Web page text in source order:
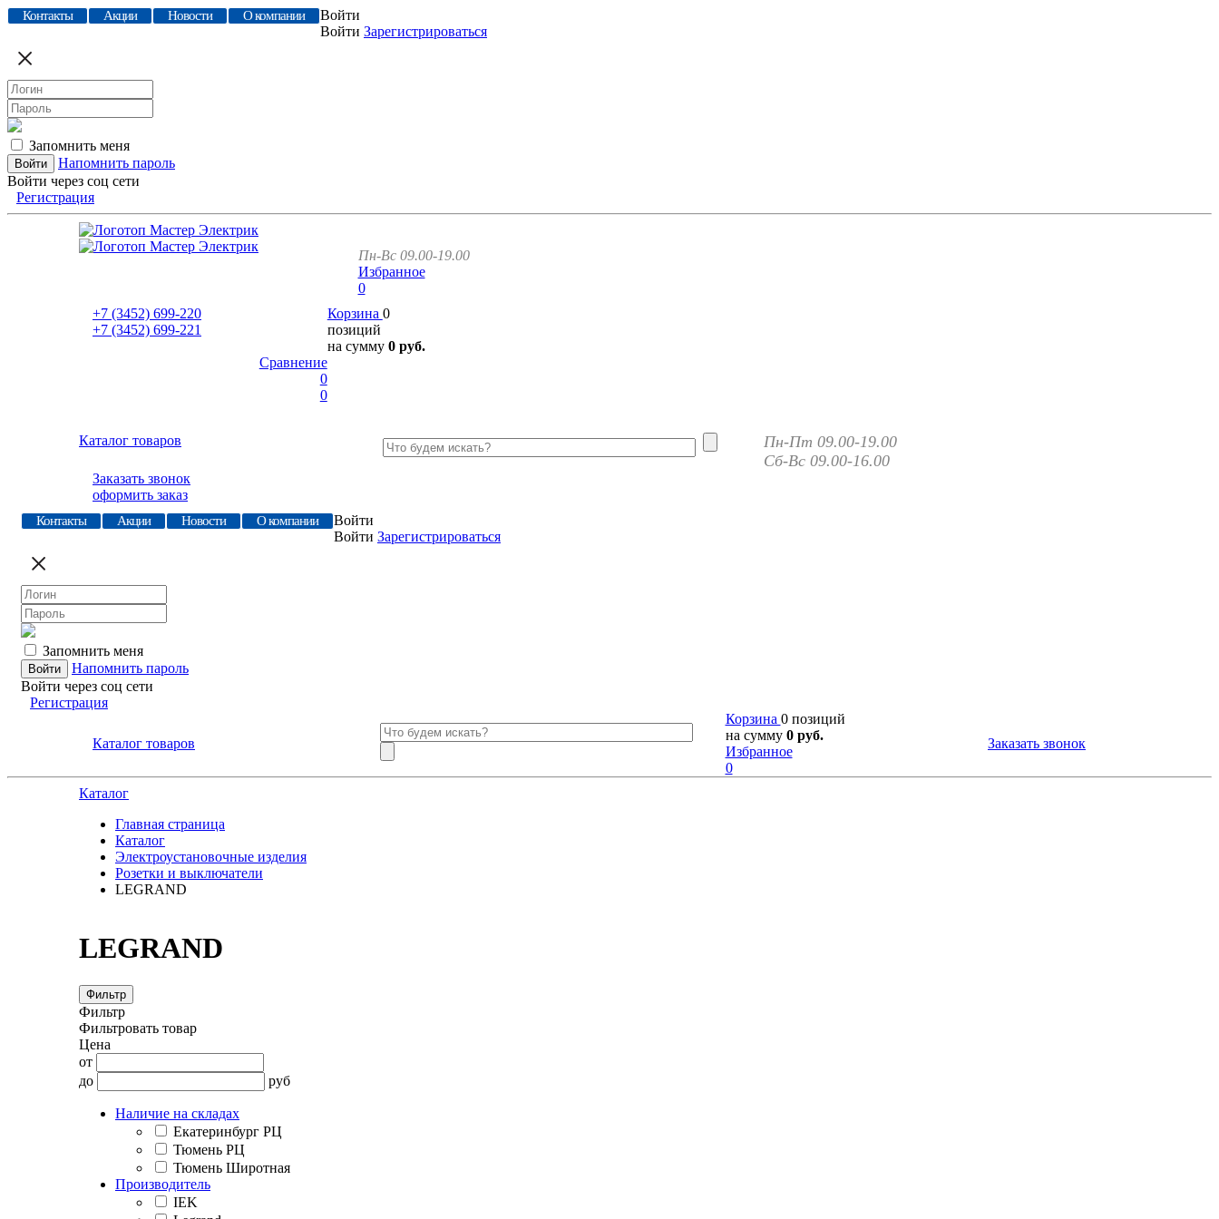
Контакты Акции Новости О компании
Войти
Войти Зарегистрироваться
Запомнить меня
Напомнить пароль
Войти через соц сети
Регистрация
Пн-Вс 09.00-19.00
Избранное
0
+7 (3452) 699-220
+7 (3452) 699-221
Корзина 0
позиций
на сумму 0 руб.
Сравнение
0
0
Каталог товаров
Пн-Пт 09.00-19.00
Сб-Вс 09.00-16.00
Заказать звонок
оформить заказ
Контакты Акции Новости О компании
Войти
Войти Зарегистрироваться
Запомнить меня
Напомнить пароль
Войти через соц сети
Регистрация
Каталог товаров
Корзина 0 позиций
на сумму 0 руб.
Избранное
0
Заказать звонок
Каталог
Главная страница
Каталог
Электроустановочные изделия
Розетки и выключатели
LEGRAND
LEGRAND
Фильтр
Фильтр
Фильтровать товар
Цена
от
до
руб
Наличие на складах
Екатеринбург РЦ
Тюмень РЦ
Тюмень Широтная
Производитель
IEK